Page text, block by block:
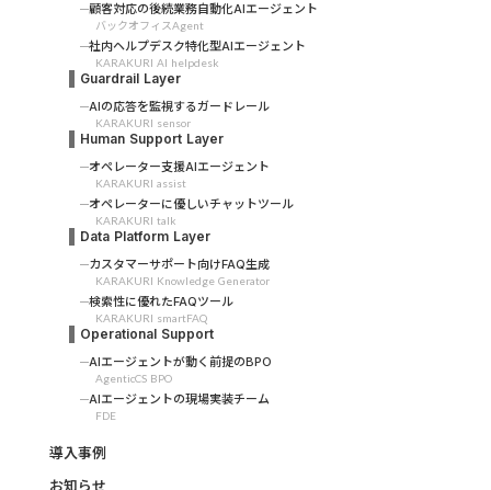
顧客対応の後続業務自動化AIエージェント
バックオフィスAgent
社内ヘルプデスク特化型AIエージェント
KARAKURI AI helpdesk
Guardrail Layer
AIの応答を監視するガードレール
KARAKURI sensor
Human Support Layer
オペレーター支援AIエージェント
KARAKURI assist
オペレーターに優しいチャットツール
KARAKURI talk
Data Platform Layer
カスタマーサポート向けFAQ生成
KARAKURI Knowledge Generator
検索性に優れたFAQツール
KARAKURI smartFAQ
Operational Support
AIエージェントが動く前提のBPO
AgenticCS BPO
AIエージェントの現場実装チーム
FDE
導入事例
お知らせ